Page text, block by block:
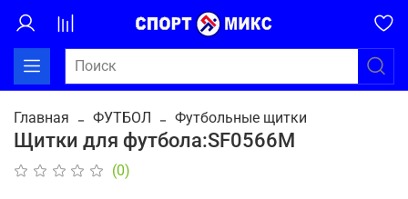
Главная ФУТБОЛ Футбольные щитки
Щитки для футбола:SF0566M
(0)